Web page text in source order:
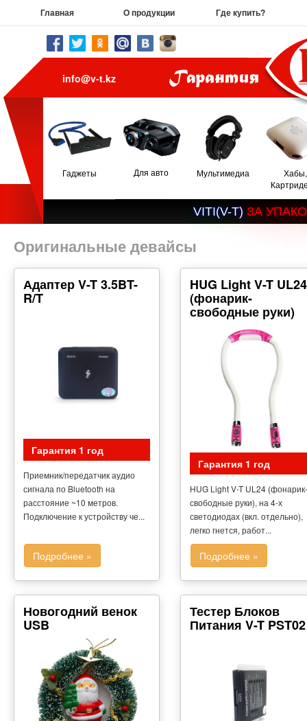
Главная О продукции Где купить?
info@v-t.kz
Гаджеты Для авто Мультимедиа
Хабы,
VITI(V-T) ЗА УПАКО
Оригинальные девайсы
Адаптер V-T 3.5BT-
R/T
Гарантия 1 год
Приемник/передатчик аудио
сигнала по Bluetooth на
расстояние ~10 метров.
Подключение к устройству че...
Подробнее »
HUG Light V-T UL24
(фонарик-
свободные руки)
Гарантия 1 год
HUG Light V-T UL24 (фонарик-
свободные руки), на 4-х
светодиодах (вкл. отдельно),
легко гнется, работ...
Подробнее »
Новогодний венок
USB
Тестер Блоков
Питания V-T PST02